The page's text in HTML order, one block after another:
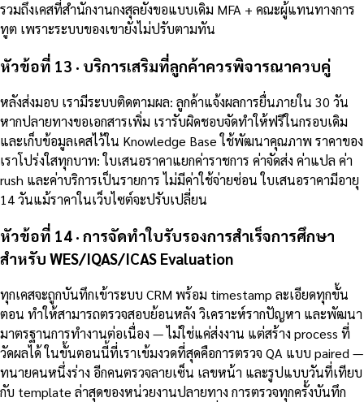
รวมถึงเคสที่สำนักงานกงสุลยังขอแบบเดิม MFA + คณะผู้แทนทางการ
ทูต เพราะระบบของเขายังไม่ปรับตามทัน
หัวข้อที่ 13 · บริการเสริมที่ลูกค้าควรพิจารณาควบคู่
หลังส่งมอบ เรามีระบบติดตามผล: ลูกค้าแจ้งผลการยื่นภายใน 30 วัน
หากปลายทางขอเอกสารเพิ่ม เรารับผิดชอบจัดทำให้ฟรีในกรอบเดิม
และเก็บข้อมูลเคสไว้ใน Knowledge Base ใช้พัฒนาคุณภาพ ราคาของ
เราโปร่งใสทุกบาท: ใบเสนอราคาแยกค่าราชการ ค่าจัดส่ง ค่าแปล ค่า
rush และค่าบริการเป็นรายการ ไม่มีค่าใช้จ่ายซ่อน ใบเสนอราคามีอายุ
14 วันแม้ราคาในเว็บไซต์จะปรับเปลี่ยน
หัวข้อที่ 14 · การจัดทำใบรับรองการสำเร็จการศึกษา
สำหรับ WES/IQAS/ICAS Evaluation
ทุกเคสจะถูกบันทึกเข้าระบบ CRM พร้อม timestamp ละเอียดทุกขั้น
ตอน ทำให้สามารถตรวจสอบย้อนหลัง วิเคราะห์รากปัญหา และพัฒนา
มาตรฐานการทำงานต่อเนื่อง — ไม่ใช่แค่ส่งงาน แต่สร้าง process ที่
วัดผลได้ ในขั้นตอนนี้ที่เราเข้มงวดที่สุดคือการตรวจ QA แบบ paired —
ทนายคนหนึ่งร่าง อีกคนตรวจลายเซ็น เลขหน้า และรูปแบบวันที่เทียบ
กับ template ล่าสุดของหน่วยงานปลายทาง การตรวจทุกครั้งบันทึก